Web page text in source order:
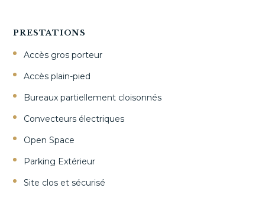
PRESTATIONS
Accès gros porteur
Accès plain-pied
Bureaux partiellement cloisonnés
Convecteurs électriques
Open Space
Parking Extérieur
Site clos et sécurisé